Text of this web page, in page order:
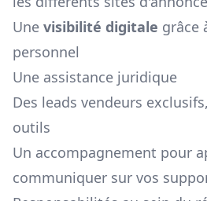
Une visibilité digitale grâce
personnel
Une assistance juridique
Des leads vendeurs
outils
Un accompagnement pour
communiquer sur vos